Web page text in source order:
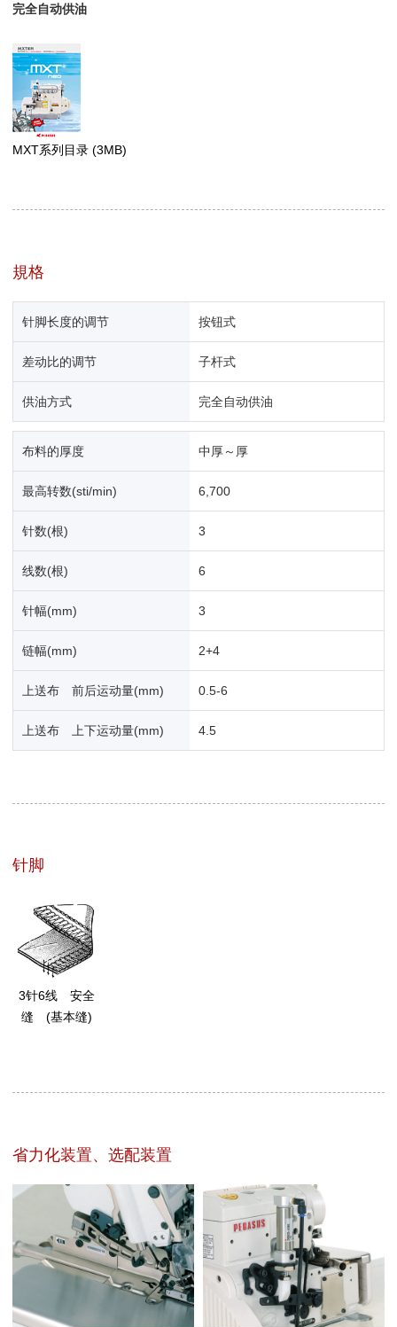
完全自动供油
MXT系列目录 (3MB)
規格
针脚长度的调节 按钮式
差动比的调节 子杆式
供油方式 完全自动供油
布料的厚度 中厚～厚
最高转数(sti/min) 6,700
针数(根) 3
线数(根) 6
针幅(mm) 3
链幅(mm) 2+4
上送布 前后运动量(mm) 0.5-6
上送布 上下运动量(mm) 4.5
针脚
3针6线 安全
缝 (基本缝)
省力化装置、选配装置